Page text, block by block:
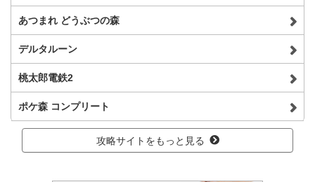
あつまれ どうぶつの森
デルタルーン
桃太郎電鉄2
ポケ森 コンプリート
攻略サイトをもっと見る